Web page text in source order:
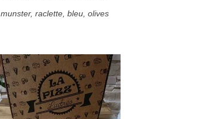
munster, raclette, bleu, olives